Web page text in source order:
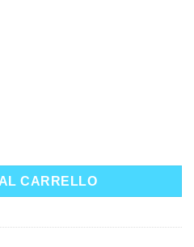
BASE (ITA) quantità
CARRELLO